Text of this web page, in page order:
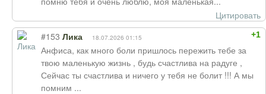
Цитировать
+1
#153 Лика 18.07.2026 01:15
Анфиса, как много боли пришлось пережить тебе за
твою маленькую жизнь , будь счастлива на радуге ,
Сейчас ты счастлива и ничего у тебя не болит !!! А мы
помним ...